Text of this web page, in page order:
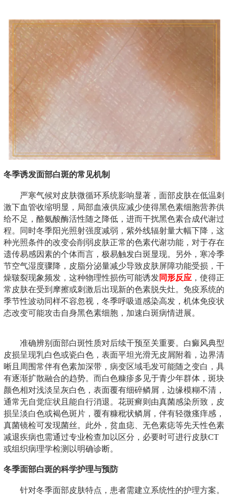
冬季诱发面部白斑的常见机制
严寒气候对皮肤微循环系统影响显著，面部皮肤在低温刺
激下血管收缩明显，局部血液供应减少使得黑色素细胞营养供
给不足，酪氨酸酶活性随之降低，进而干扰黑色素合成代谢过
程。同时冬季阳光照射强度减弱，紫外线辐射量大幅下降，这
种光照条件的改变会削弱皮肤正常的色素代谢功能，对于存在
遗传易感因素的个体而言，极易触发白斑显现。另外，寒冷季
节空气湿度骤降，皮脂分泌量减少导致皮肤屏障功能受损，干
燥皲裂现象频发，这种物理性损伤可能诱发同形反应 ，使得正
常皮肤在受到摩擦或刺激后出现新的色素脱失灶。免疫系统的
季节性波动同样不容忽视，冬季呼吸道感染高发，机体免疫状
态改变可能攻击自身黑色素细胞，加速白斑病情进展。
准确辨别面部白斑性质对后续干预至关重要。白癜风典型
皮损呈现乳白色或瓷白色，表面平坦光滑无皮屑附着，边界清
晰且周围常伴有色素加深带，病变区域毛发可能随之变白，具
有逐渐扩散融合的趋势。而白色糠疹多见于青少年群体，斑块
颜色相对浅淡呈灰白色，表面覆有细碎鳞屑，边缘模糊不清，
通常无自觉症状且能自行消退。花斑癣则由真菌感染所致，皮
损呈淡白色或褐色斑片，覆有糠秕状鳞屑，伴有轻微瘙痒感，
真菌镜检可发现菌丝。此外，贫血痣、无色素痣等先天性色素
减退疾病也需通过专业检查加以区分，必要时可进行皮肤CT
或组织病理学检测以明确诊断。
冬季面部白斑的科学护理与预防
针对冬季面部皮肤特点，患者需建立系统性的护理方案。